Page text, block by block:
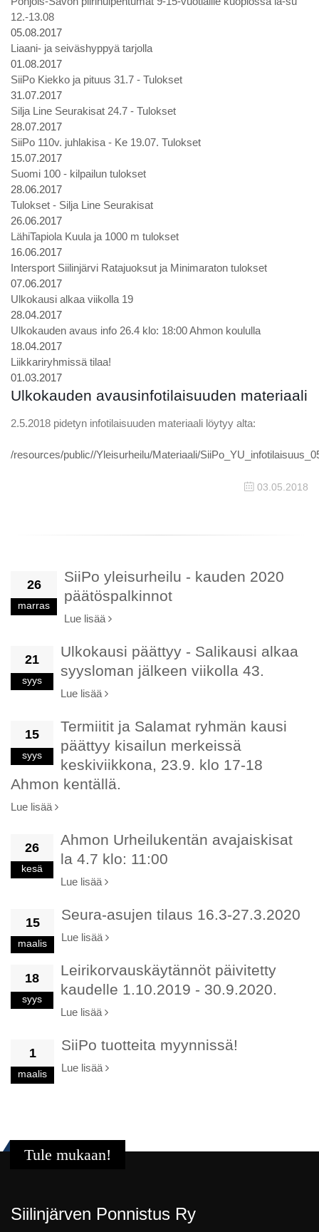
12.-13.08
05.08.2017
Liaani- ja seiväshyppyä tarjolla
01.08.2017
SiiPo Kiekko ja pituus 31.7 - Tulokset
31.07.2017
Silja Line Seurakisat 24.7 - Tulokset
28.07.2017
SiiPo 110v. juhlakisa - Ke 19.07. Tulokset
15.07.2017
Suomi 100 - kilpailun tulokset
28.06.2017
Tulokset - Silja Line Seurakisat
26.06.2017
LähiTapiola Kuula ja 1000 m tulokset
16.06.2017
Intersport Siilinjärvi Ratajuoksut ja Minimaraton tulokset
07.06.2017
Ulkokausi alkaa viikolla 19
28.04.2017
Ulkokauden avaus info 26.4 klo: 18:00 Ahmon koululla
18.04.2017
Liikkariryhmissä tilaa!
01.03.2017
Ulkokauden avausinfotilaisuuden materiaali
2.5.2018 pidetyn infotilaisuuden materiaali löytyy alta:
/resources/public//Yleisurheilu/Materiaali/
03.05.2018
26
marras
SiiPo yleisurheilu - kauden 2020
päätöspalkinnot
Lue lisää
21
syys
Ulkokausi päättyy - Salikausi alkaa
syysloman jälkeen viikolla 43.
Lue lisää
15
syys
Termiitit ja Salamat ryhmän kausi
päättyy kisailun merkeissä
keskiviikkona, 23.9. klo 17-18
Ahmon kentällä.
Lue lisää
26
kesä
Ahmon Urheilukentän avajaiskisat
la 4.7 klo: 11:00
Lue lisää
15
maalis
Seura-asujen tilaus 16.3-27.3.2020
Lue lisää
18
syys
Leirikorvauskäytännöt päivitetty
kaudelle 1.10.2019 - 30.9.2020.
Lue lisää
1
maalis
SiiPo tuotteita myynnissä!
Lue lisää
Tule mukaan!
Siilinjärven Ponnistus Ry